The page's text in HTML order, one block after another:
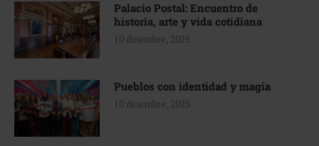
Palacio Postal: Encuentro de
historia, arte y vida cotidiana
10 diciembre, 2025
Pueblos con identidad y magia
10 diciembre, 2025